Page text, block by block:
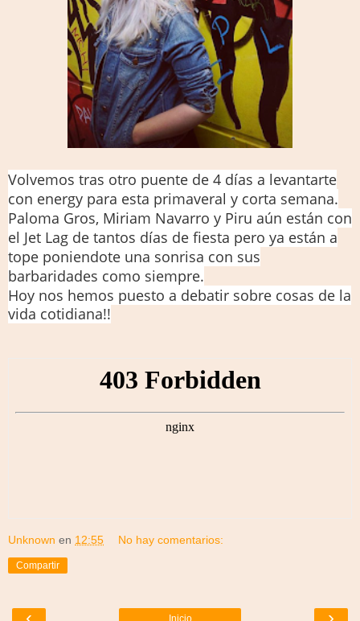
Volvemos tras otro puente de 4 días a levantarte
con energy para esta primaveral y corta semana.
Paloma Gros, Miriam Navarro y Piru aún están con
el Jet Lag de tantos días de fiesta pero ya están a
tope poniendote una sonrisa con sus
barbaridades como siempre.
Hoy nos hemos puesto a debatir sobre cosas de la
vida cotidiana!!
Unknown en 12:55 No hay comentarios:
Compartir
Inicio